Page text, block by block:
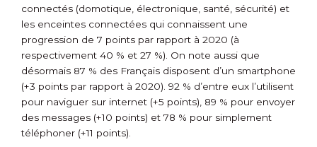
connectés (domotique, électronique, santé, sécurité) et
les enceintes connectées qui connaissent une
progression de 7 points par rapport à 2020 (à
respectivement 40 % et 27 %). On note aussi que
désormais 87 % des Français disposent d’un smartphone
(+3 points par rapport à 2020). 92 % d’entre eux l’utilisent
pour naviguer sur internet (+5 points), 89 % pour envoyer
des messages (+10 points) et 78 % pour simplement
téléphoner (+11 points).